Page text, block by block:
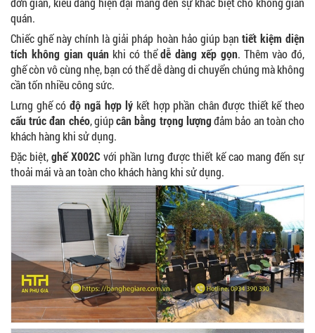
quán.
Chiếc ghế này chính là giải pháp hoàn hảo giúp bạn tiết kiệm diện
tích không gian quán khi có thểdễ dàng xếp gọn. Thêm vào đó,
ghế còn vô cùng nhẹ, bạn có thể dễ dàng di chuyển chúng mà không
cần tốn nhiều công sức.
Lưng ghế có độ ngã hợp lý kết hợp phần chân được thiết kế theo
cấu trúc đan chéo, giúpcân bằng trọng lượngđảm bảo an toàn cho
khách hàng khi sử dụng.
Đặc biệt,ghế X002C với phần lưng được thiết kế cao mang đến sự
thoải mái và an toàn cho khách hàng khi sử dụng.